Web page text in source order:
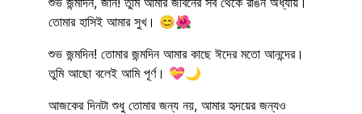
তোমার হাসিই আমার সুখ। 😊🌺
শুভ জন্মদিন! তোমার জন্মদিন আমার কাছে ঈদের মতো আনন্দের।
তুমি আছো বলেই আমি পূর্ণ। 💝🌙
আজকের দিনটা শুধু তোমার জন্য নয়, আমার হৃদয়ের জন্যও